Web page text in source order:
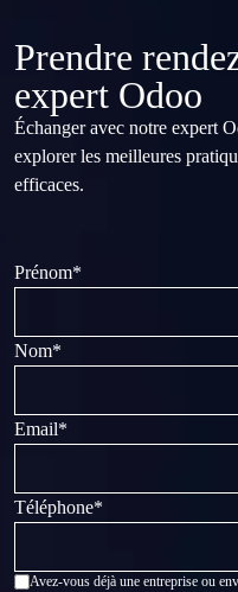
Prendre
expert Odoo
Échanger avec notre expert
explorer les meilleures
efficaces.
Prénom*
Nom*
Email*
Téléphone*
Avez-vous déjà une entreprise ou